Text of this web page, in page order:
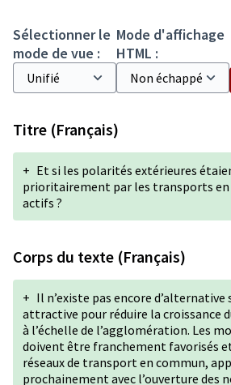
Sélectionner le
mode de vue :
Mode d'affichage
HTML :
Titre (Français)
+ Et si les polarités extérieures
prioritairement par les transports en
actifs ?
Corps du texte (Français)
+ Il n’existe pas encore
attractive pour réduire la croissance
à l’échelle de l’agglomération. Les
doivent être franchement favorisés
réseaux de transport en commun,
prochainement avec l’ouverture des